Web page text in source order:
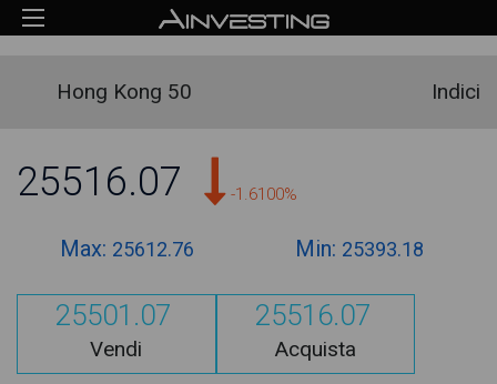
Hong Kong 50 Indici
25516.07 -1.6100%
Max: 25612.76 Min: 25393.18
25501.07
Vendi
25516.07
Acquista